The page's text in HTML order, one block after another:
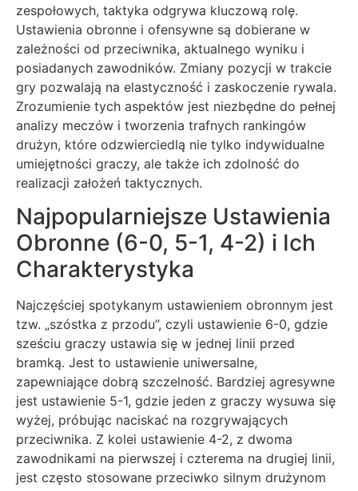
zespołowych, taktyka odgrywa kluczową rolę.
Ustawienia obronne i ofensywne są dobierane w
zależności od przeciwnika, aktualnego wyniku i
posiadanych zawodników. Zmiany pozycji w trakcie
gry pozwalają na elastyczność i zaskoczenie rywala.
Zrozumienie tych aspektów jest niezbędne do pełnej
analizy meczów i tworzenia trafnych rankingów
drużyn, które odzwierciedlą nie tylko indywidualne
umiejętności graczy, ale także ich zdolność do
realizacji założeń taktycznych.
Najpopularniejsze Ustawienia
Obronne (6-0, 5-1, 4-2) i Ich
Charakterystyka
Najczęściej spotykanym ustawieniem obronnym jest
tzw. „szóstka z przodu”, czyli ustawienie 6-0, gdzie
sześciu graczy ustawia się w jednej linii przed
bramką. Jest to ustawienie uniwersalne,
zapewniające dobrą szczelność. Bardziej agresywne
jest ustawienie 5-1, gdzie jeden z graczy wysuwa się
wyżej, próbując naciskać na rozgrywających
przeciwnika. Z kolei ustawienie 4-2, z dwoma
zawodnikami na pierwszej i czterema na drugiej linii,
jest często stosowane przeciwko silnym drużynom